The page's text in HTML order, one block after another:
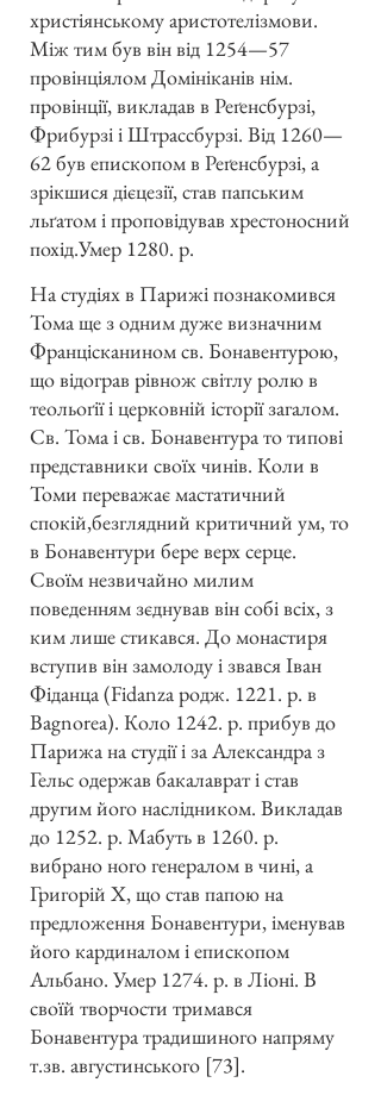
христіянському аристотелізмови.
Між тим був він від 1254—57
провінціялом Домініканів нім.
провінції, викладав в Реґенсбурзі,
Фрибурзі і Штрассбурзі. Від 1260—
62 був епископом в Реґенсбурзі, а
зрікшися дієцезії, став папським
льґатом і проповідував хрестоносний
похід.Умер 1280. р.
На студіях в Парижі познакомився
Тома ще з одним дуже визначним
Францісканином св. Бонавентурою,
що відограв рівнож світлу ролю в
теольоґії і церковній історії загалом.
Св. Тома і св. Бонавентура то типові
представники своїх чинів. Коли в
Томи переважає мастатичний
спокій,безглядний критичний ум, то
в Бонавентури бере верх серце.
Своїм незвичайно милим
поведенням зєднував він собі всіх, з
ким лише стикався. До монастиря
вступив він замолоду і звався Іван
Фіданца (Fidanza родж. 1221. р. в
Bagnorea). Коло 1242. р. прибув до
Парижа на студії і за Александра з
Гельс одержав бакалаврат і став
другим його наслідником. Викладав
до 1252. р. Мабуть в 1260. р.
вибрано ного генералом в чині, а
Григорій Х, що став папою на
предложення Бонавентури, іменував
його кардиналом і епископом
Альбано. Умер 1274. р. в Ліоні. В
своїй творчости тримався
Бонавентура традишиного напряму
т.зв. августинського [73].